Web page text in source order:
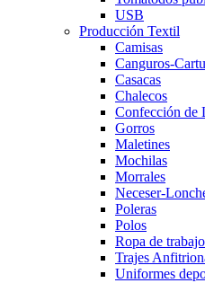
USB
Producción Textil
Camisas
Canguros-
Casacas
Chalecos
Confección de
Gorros
Maletines
Mochilas
Morrales
Neceser-
Poleras
Polos
Ropa de trabajo
Trajes
Uniformes